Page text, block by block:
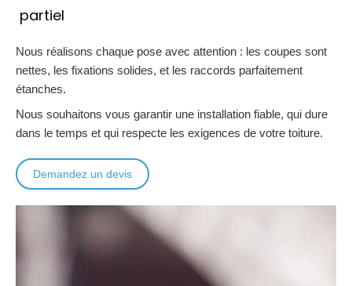
partiel
Nous réalisons chaque pose avec attention : les coupes sont
nettes, les fixations solides, et les raccords parfaitement
étanches.
Nous souhaitons vous garantir une installation fiable, qui dure
dans le temps et qui respecte les exigences de votre toiture.
Demandez un devis